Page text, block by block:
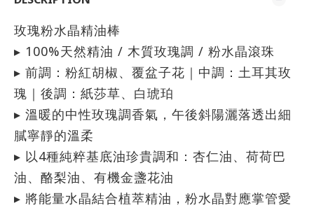
玫瑰粉水晶精油棒
▸ 100%天然精油 / 木質玫瑰調 / 粉水晶滾珠
▸ 前調：粉紅胡椒、覆盆子花｜中調：土耳其玫
瑰｜後調：紙莎草、白琥珀
▸ 溫暖的中性玫瑰調香氣，午後斜陽灑落透出細
膩寧靜的溫柔
▸ 以4種純粹基底油珍貴調和：杏仁油、荷荷巴
油、酪梨油、有機金盞花油
▸ 將能量水晶結合植萃精油，粉水晶對應掌管愛